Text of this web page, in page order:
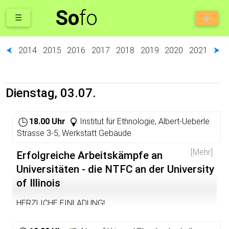
Sofo
☰
⮜ 2014 2015 2016 2017 2018 2019 2020 2021 ⮞
Dienstag, 03.07.
18.00 Uhr
Institut für Ethnologie, Albert-Ueberle
Strasse 3-5, Werkstatt Gebäude
[Mehr]
Erfolgreiche Arbeitskämpfe an
Universitäten - die NTFC an der University
of Illinois
HERZLICHE EINLADUNG!